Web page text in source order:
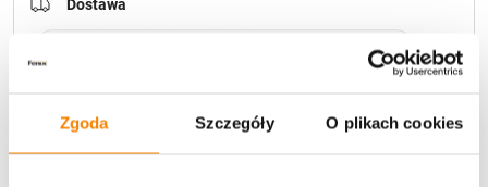
Zgoda Szczegóły O plikach cookies
Dostawa
U Ciebie zwykle za1-3 dni